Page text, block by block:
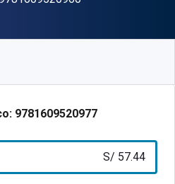
9781609520977
S/ 57.44